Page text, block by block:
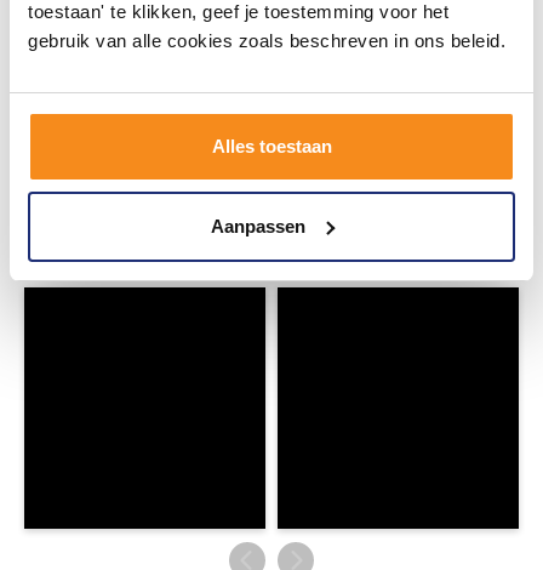
toestaan' te klikken, geef je toestemming voor het
gebruik van alle cookies zoals beschreven in ons beleid.
Alles toestaan
Aanpassen
#mijndroombadkamer
Wij geloven in de kracht van delen. Deel jouw
en tag @megadumpnl. Samen bouwen we een
badkamerstijlen. Doe je mee?